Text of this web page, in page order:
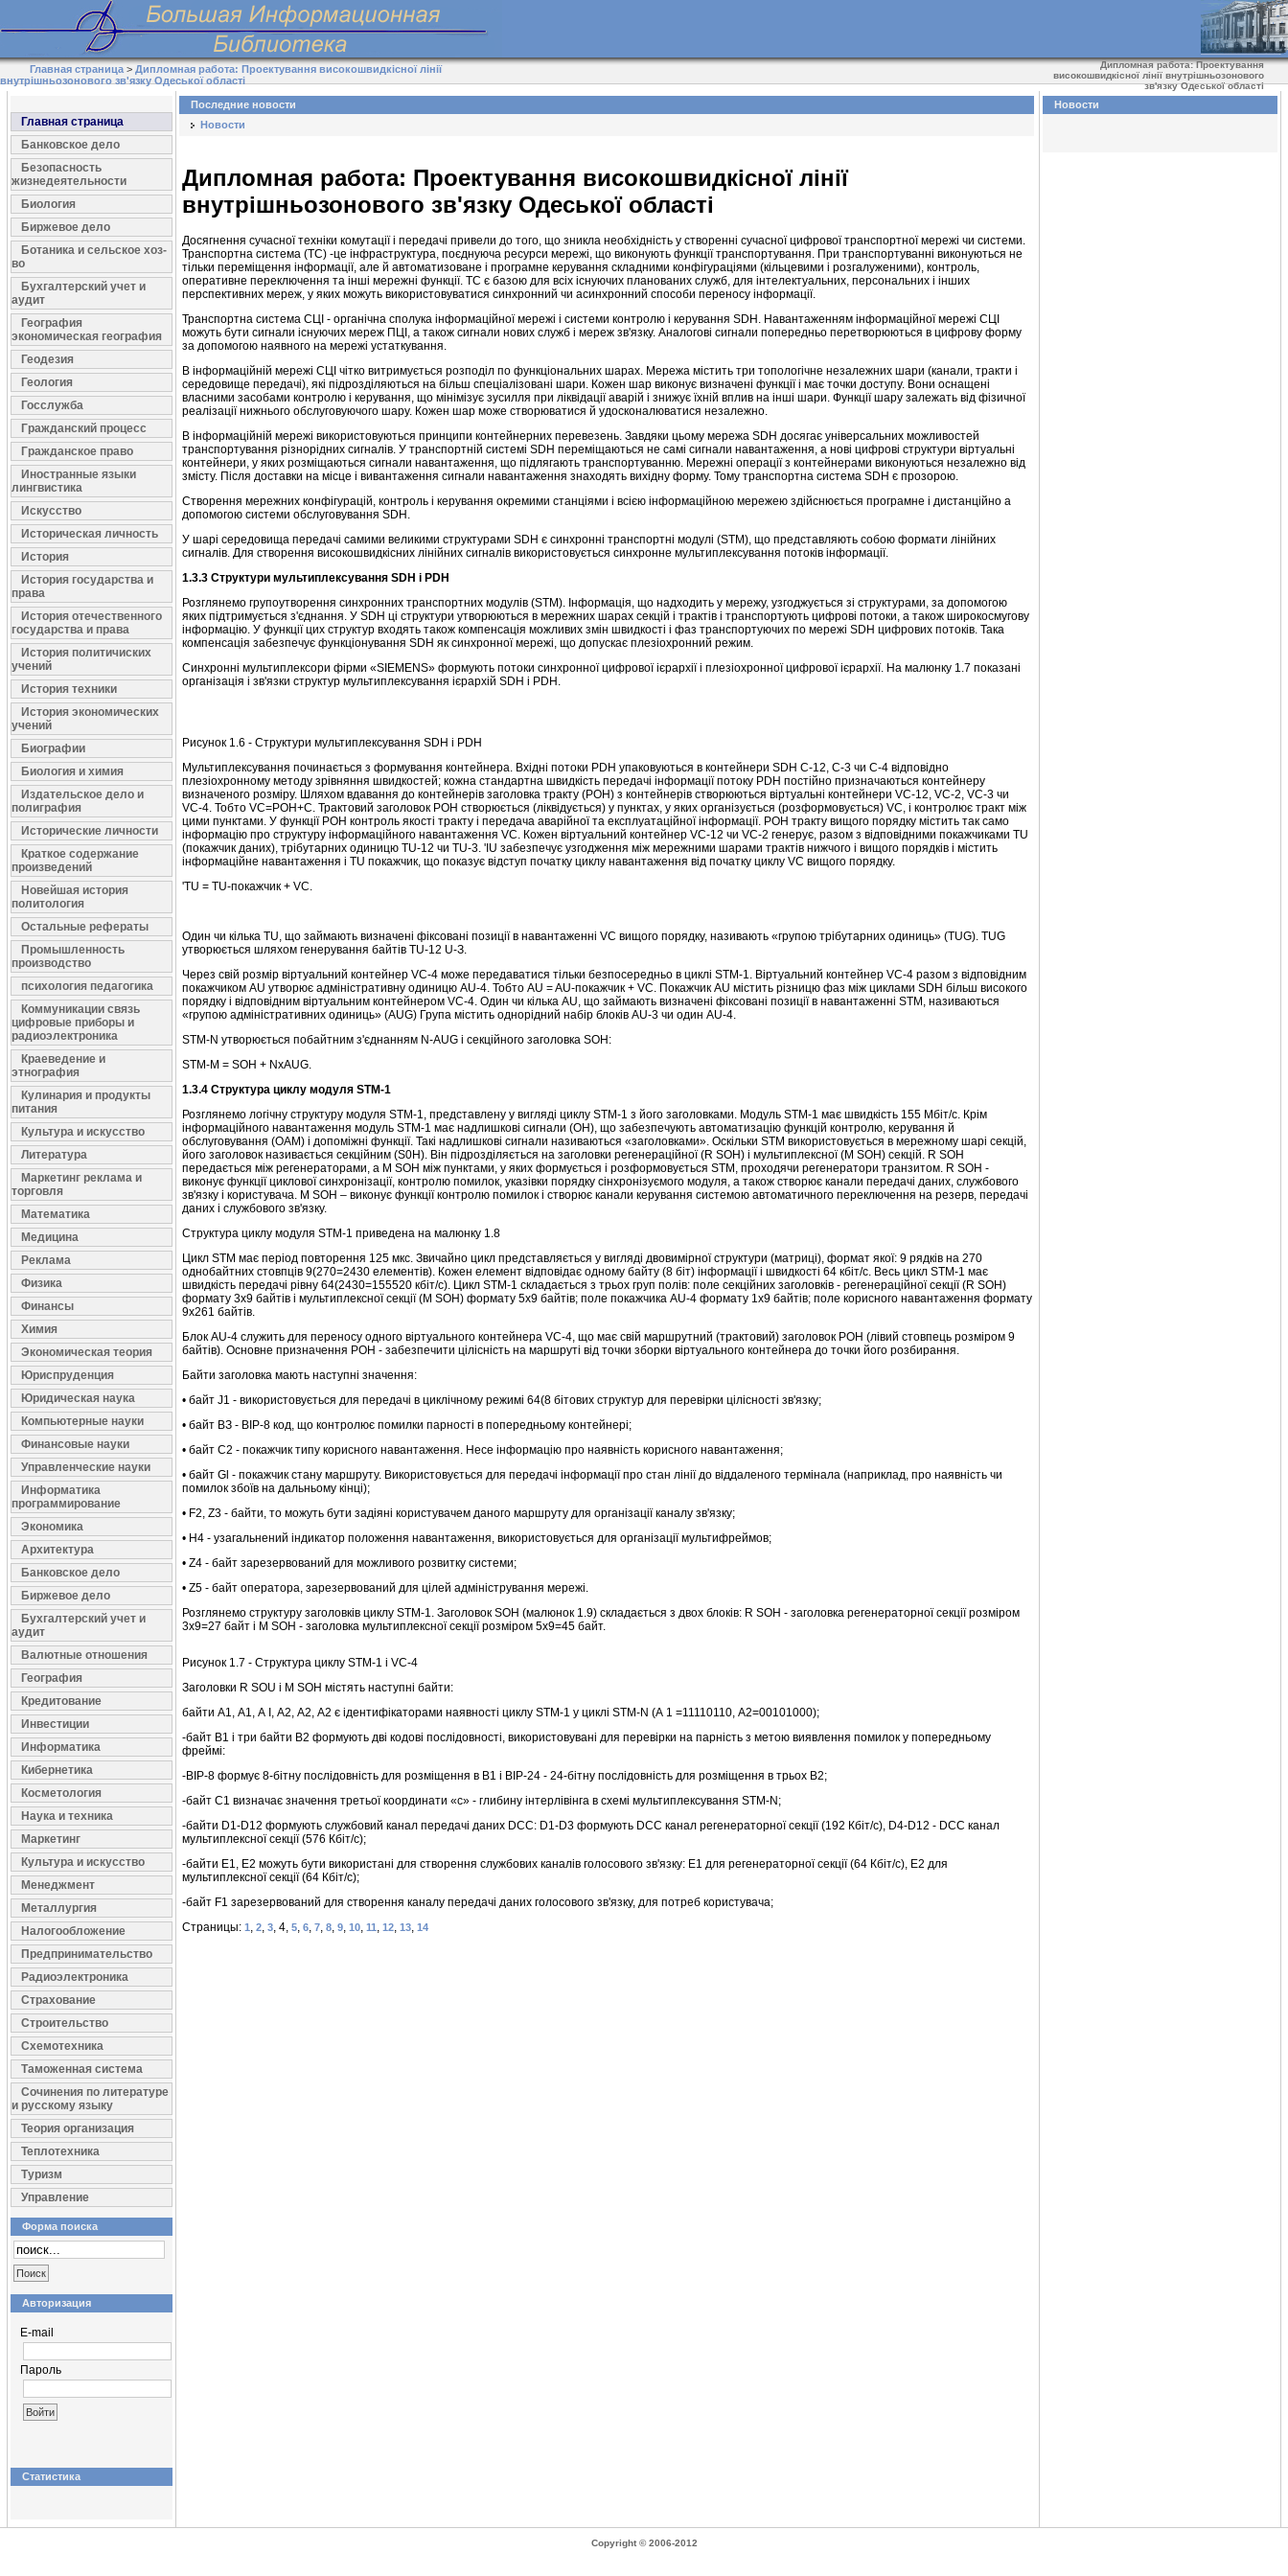
Главная страница >Дипломная работа: Проектування високошвидкісної лінії
внутрішньозонового зв'язку Одеської області
Дипломная работа: Проектування
високошвидкісної лінії внутрішньозонового
зв'язку Одеської області
Главная страница
Банковское дело
Безопасность
жизнедеятельности
Биология
Биржевое дело
Ботаника и сельское хоз-
во
Бухгалтерский учет и
аудит
География
экономическая география
Геодезия
Геология
Госслужба
Гражданский процесс
Гражданское право
Иностранные языки
лингвистика
Искусство
Историческая личность
История
История государства и
права
История отечественного
государства и права
История политичиских
учений
История техники
История экономических
учений
Биографии
Биология и химия
Издательское дело и
полиграфия
Исторические личности
Краткое содержание
произведений
Новейшая история
политология
Остальные рефераты
Промышленность
производство
психология педагогика
Коммуникации связь
цифровые приборы и
радиоэлектроника
Краеведение и
этнография
Кулинария и продукты
питания
Культура и искусство
Литература
Маркетинг реклама и
торговля
Математика
Медицина
Реклама
Физика
Финансы
Химия
Экономическая теория
Юриспруденция
Юридическая наука
Компьютерные науки
Финансовые науки
Управленческие науки
Информатика
программирование
Экономика
Архитектура
Банковское дело
Биржевое дело
Бухгалтерский учет и
аудит
Валютные отношения
География
Кредитование
Инвестиции
Информатика
Кибернетика
Косметология
Наука и техника
Маркетинг
Культура и искусство
Менеджмент
Металлургия
Налогообложение
Предпринимательство
Радиоэлектроника
Страхование
Строительство
Схемотехника
Таможенная система
Сочинения по литературе
и русскому языку
Теория организация
Теплотехника
Туризм
Управление
Форма поиска
Авторизация
E-mail
Пароль
Статистика
Последние новости
Новости
Дипломная работа: Проектування високошвидкісної лінії
внутрішньозонового зв'язку Одеської області
Досягнення сучасної техніки комутації і передачі привели до того, що зникла необхідність у створенні сучасної цифрової транспортної мережі чи системи.
Транспортна система (ТС) -це інфраструктура, поєднуюча ресурси мережі, що виконують функції транспортування. При транспортуванні виконуються не
тільки переміщення інформації, але й автоматизоване і програмне керування складними конфігураціями (кільцевими і розгалуженими), контроль,
оперативне переключення та інші мережні функції. ТС є базою для всіх існуючих планованих служб, для інтелектуальних, персональних і інших
перспективних мереж, у яких можуть використовуватися синхронний чи асинхронний способи переносу інформації.
Транспортна система СЦІ - органічна сполука інформаційної мережі і системи контролю і керування SDH. Навантаженням інформаційної мережі СЦІ
можуть бути сигнали існуючих мереж ПЦІ, а також сигнали нових служб і мереж зв'язку. Аналогові сигнали попередньо перетворюються в цифрову форму
за допомогою наявного на мережі устаткування.
В інформаційній мережі СЦІ чітко витримується розподіл по функціональних шарах. Мережа містить три топологічне незалежних шари (канали, тракти і
середовище передачі), які підрозділяються на більш спеціалізовані шари. Кожен шар виконує визначені функції і має точки доступу. Вони оснащені
власними засобами контролю і керування, що мінімізує зусилля при ліквідації аварій і знижує їхній вплив на інші шари. Функції шару залежать від фізичної
реалізації нижнього обслуговуючого шару. Кожен шар може створюватися й удосконалюватися незалежно.
В інформаційній мережі використовуються принципи контейнерних перевезень. Завдяки цьому мережа SDН досягає універсальних можливостей
транспортування різнорідних сигналів. У транспортній системі SDН переміщаються не самі сигнали навантаження, а нові цифрові структури віртуальні
контейнери, у яких розміщаються сигнали навантаження, що підлягають транспортуванню. Мережні операції з контейнерами виконуються незалежно від
змісту. Після доставки на місце і вивантаження сигнали навантаження знаходять вихідну форму. Тому транспортна система SDН є прозорою.
Створення мережних конфігурацій, контроль і керування окремими станціями і всією інформаційною мережею здійснюється програмне і дистанційно а
допомогою системи обслуговування SDH.
У шарі середовища передачі самими великими структурами SDН є синхронні транспортні модулі (SТМ), що представляють собою формати лінійних
сигналів. Для створення високошвидкісних лінійних сигналів використовується синхронне мультиплексування потоків інформації.
1.3.3 Структури мультиплексування SDH і РDH
Розглянемо групоутворення синхронних транспортних модулів (SТМ). Інформація, що надходить у мережу, узгоджується зі структурами, за допомогою
яких підтримується з'єднання. У SDН ці структури утворюються в мережних шарах секцій і трактів і транспортують цифрові потоки, а також широкосмугову
інформацію. У функції цих структур входять також компенсація можливих змін швидкості і фаз транспортуючих по мережі SDH цифрових потоків. Така
компенсація забезпечує функціонування SDН як синхронної мережі, що допускає плезіохронний режим.
Синхронні мультиплексори фірми «SIEMENS» формують потоки синхронної цифрової ієрархії і плезіохронної цифрової ієрархії. На малюнку 1.7 показані
організація і зв'язки структур мультиплексування ієрархій SDН і PDH.
Рисунок 1.6 - Структури мультиплексування SDН і PDH
Мультиплексування починається з формування контейнера. Вхідні потоки PDH упаковуються в контейнери SDН С-12, С-3 чи С-4 відповідно
плезіохронному методу зрівняння швидкостей; кожна стандартна швидкість передачі інформації потоку PDH постійно призначаються контейнеру
визначеного розміру. Шляхом вдавання до контейнерів заголовка тракту (POH) з контейнерів створюються віртуальні контейнери VС-12, VС-2, VС-3 чи
VС-4. Тобто VС=РОH+C. Трактовий заголовок РОН створюється (ліквідується) у пунктах, у яких організується (розформовується) VС, і контролює тракт між
цими пунктами. У функції РОН контроль якості тракту і передача аварійної та експлуатаційної інформації. РОН тракту вищого порядку містить так само
інформацію про структуру інформаційного навантаження VС. Кожен віртуальний контейнер VС-12 чи VС-2 генерує, разом з відповідними покажчиками TU
(покажчик даних), трібутарних одиницю TU-12 чи ТU-3. 'ІU забезпечує узгодження між мережними шарами трактів нижчого і вищого порядків і містить
інформаційне навантаження і ТU покажчик, що показує відступ початку циклу навантаження від початку циклу VС вищого порядку.
'TU = ТU-покажчик + VС.
Один чи кілька TU, що займають визначені фіксовані позиції в навантаженні VС вищого порядку, називають «групою трібутарних одиниць» (ТUG). TUG
утворюється шляхом генерування байтів ТU-12 U-З.
Через свій розмір віртуальний контейнер VС-4 може передаватися тільки безпосередньо в циклі SТМ-1. Віртуальний контейнер VС-4 разом з відповідним
покажчиком АU утворює адміністративну одиницю АU-4. Тобто АU = AU-покажчик + VС. Покажчик AU містить різницю фаз між циклами SDН більш високого
порядку і відповідним віртуальним контейнером VС-4. Один чи кілька АU, що займають визначені фіксовані позиції в навантаженні SТМ, називаються
«групою адміністративних одиниць» (АUG) Група містить однорідний набір блоків АU-3 чи один АU-4.
SТМ-N утворюється побайтним з'єднанням N-АUG і секційного заголовка SOH:
SТМ-М = SOH + NxAUG.
1.3.4 Структура циклу модуля SТМ-1
Розглянемо логічну структуру модуля SТМ-1, представлену у вигляді циклу SТМ-1 з його заголовками. Модуль SТМ-1 має швидкість 155 Мбіт/с. Крім
інформаційного навантаження модуль SТМ-1 має надлишкові сигнали (ОН), що забезпечують автоматизацію функцій контролю, керування й
обслуговування (ОАМ) і допоміжні функції. Такі надлишкові сигнали називаються «заголовками». Оскільки SТМ використовується в мережному шарі секцій,
його заголовок називається секційним (S0Н). Він підрозділяється на заголовки регенераційної (R SOH) і мультиплексної (М SOН) секцій. R SОН
передається між регенераторами, a М SОН між пунктами, у яких формується і розформовується STM, проходячи регенератори транзитом. R SOH -
виконує функції циклової синхронізації, контролю помилок, указівки порядку сінхронізуємого модуля, а також створює канали передачі даних, службового
зв'язку і користувача. М SOH – виконує функції контролю помилок і створює канали керування системою автоматичного переключення на резерв, передачі
даних і службового зв'язку.
Структура циклу модуля STM-1 приведена на малюнку 1.8
Цикл STM має період повторення 125 мкс. Звичайно цикл представляється у вигляді двовимірної структури (матриці), формат якої: 9 рядків на 270
однобайтних стовпців 9(270=2430 елементів). Кожен елемент відповідає одному байту (8 біт) інформації і швидкості 64 кбіт/с. Весь цикл STM-1 має
швидкість передачі рівну 64(2430=155520 кбіт/с). Цикл STM-1 складається з трьох груп полів: поле секційних заголовків - регенераційної секції (R SOH)
формату 3х9 байтів і мультиплексної секції (М SOH) формату 5х9 байтів; поле покажчика AU-4 формату 1х9 байтів; поле корисного навантаження формату
9х261 байтів.
Блок AU-4 служить для переносу одного віртуального контейнера VC-4, що має свій маршрутний (трактовий) заголовок POH (лівий стовпець розміром 9
байтів). Основне призначення РОH - забезпечити цілісність на маршруті від точки зборки віртуального контейнера до точки його розбирання.
Байти заголовка мають наступні значення:
• байт J1 - використовується для передачі в циклічному режимі 64(8 бітових структур для перевірки цілісності зв'язку;
• байт ВЗ - ВІР-8 код, що контролює помилки парності в попередньому контейнері;
• байт С2 - покажчик типу корисного навантаження. Несе інформацію про наявність корисного навантаження;
• байт Gl - покажчик стану маршруту. Використовується для передачі інформації про стан лінії до віддаленого термінала (наприклад, про наявність чи
помилок збоїв на дальньому кінці);
• F2, Z3 - байти, то можуть бути задіяні користувачем даного маршруту для організації каналу зв'язку;
• H4 - узагальнений індикатор положення навантаження, використовується для організації мультифреймов;
• Z4 - байт зарезервований для можливого розвитку системи;
• Z5 - байт оператора, зарезервований для цілей адміністрування мережі.
Розглянемо структуру заголовків циклу STM-1. Заголовок SOH (малюнок 1.9) складається з двох блоків: R SOH - заголовка регенераторної секції розміром
3х9=27 байт і М SOH - заголовка мультиплексної секції розміром 5х9=45 байт.
Рисунок 1.7 - Структура циклу STM-1 і VC-4
Заголовки R SOU і M SOH містять наступні байти:
байти А1, А1, А І, А2, А2, А2 є ідентифікаторами наявності циклу STM-1 у циклі STM-N (А 1 =11110110, А2=00101000);
-байт В1 і три байти В2 формують дві кодові послідовності, використовувані для перевірки на парність з метою виявлення помилок у попередньому
фреймі:
-BІP-8 формує 8-бітну послідовність для розміщення в В1 і ВІР-24 - 24-бітну послідовність для розміщення в трьох В2;
-байт С1 визначає значення третьої координати «с» - глибину інтерлівінга в схемі мультиплексування STM-N;
-байти D1-D12 формують службовий канал передачі даних DCC: D1-D3 формують DCC канал регенераторної секції (192 Кбіт/с), D4-D12 - DCC канал
мультиплексної секції (576 Кбіт/с);
-байти E1, Е2 можуть бути використані для створення службових каналів голосового зв'язку: Е1 для регенераторної секції (64 Кбіт/с), E2 для
мультиплексної секції (64 Кбіт/с);
-байт F1 зарезервований для створення каналу передачі даних голосового зв'язку, для потреб користувача;
Страницы: 1, 2, 3, 4, 5, 6, 7, 8, 9, 10, 11, 12, 13, 14
Новости
Copyright © 2006-2012